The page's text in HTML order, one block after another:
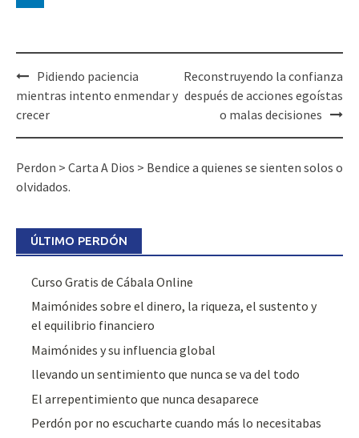
Post
navigation
Pidiendo paciencia
mientras intento enmendar y
crecer
Reconstruyendo la confianza
después de acciones egoístas
o malas decisiones
Perdon > Carta A Dios > Bendice a quienes se sienten solos o
olvidados.
ÚLTIMO PERDÓN
Curso Gratis de Cábala Online
Maimónides sobre el dinero, la riqueza, el sustento y
el equilibrio financiero
Maimónides y su influencia global
llevando un sentimiento que nunca se va del todo
El arrepentimiento que nunca desaparece
Perdón por no escucharte cuando más lo necesitabas